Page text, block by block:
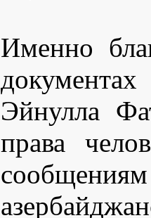
Именно
Эйнулла
права